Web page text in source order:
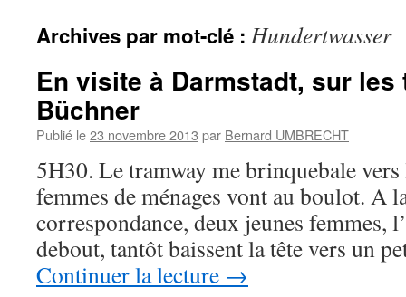
Archives par mot-clé : Hundertwasser
En visite à Darmstadt, sur les
Büchner
Publié le23 novembre 2013 par Bernard UMBRECHT
5H30. Le tramway me brinquebale vers
femmes de ménages vont au boulot. A
correspondance, deux jeunes femmes,
debout, tantôt baissent la tête vers un
Continuer la lecture →